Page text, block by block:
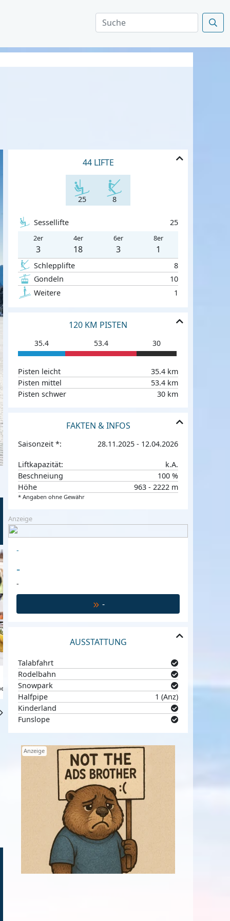
Eggen, Südtirol, Italien
44 LIFTE
25 8
Sessellifte 25
2er
3
4er
18
6er
3
8er
1
Schlepplifte
8
Gondeln
10
Weitere
1
120 KM PISTEN
35.4 53.4 30
Pisten leicht
35.4 km
Pisten mittel
53.4 km
Pisten schwer
30 km
FAKTEN & INFOS
Saisonzeit *: 28.11.2025 - 12.04.2026
Liftkapazität:
k.A.
Beschneiung
100 %
Höhe
963 - 2222 m
* Angaben ohne Gewähr
Anzeige
-
-
-
-
AUSSTATTUNG
Talabfahrt
Rodelbahn
Snowpark
Halfpipe
1 (Anz)
Kinderland
Funslope
Anzeige